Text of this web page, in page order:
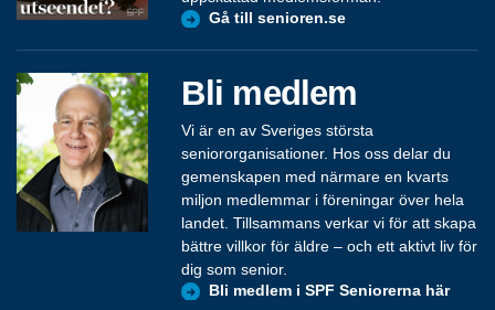
Gå till senioren.se
Bli medlem
Vi är en av Sveriges största
seniororganisationer. Hos oss delar du
gemenskapen med närmare en kvarts
miljon medlemmar i föreningar över hela
landet. Tillsammans verkar vi för att skapa
bättre villkor för äldre – och ett aktivt liv för
dig som senior.
Bli medlem i SPF Seniorerna här